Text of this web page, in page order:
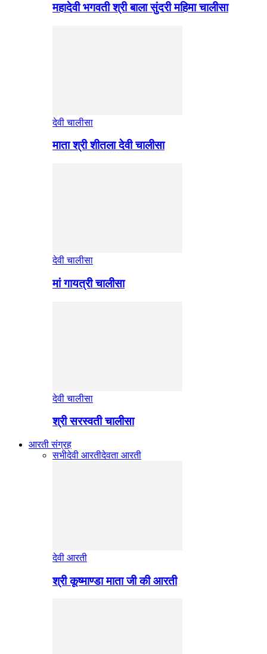
महादेवी भगवती श्री बाला सुंदरी महिमा चालीसा
देवी चालीसा
माता श्री शीतला देवी चालीसा
देवी चालीसा
मां गायत्री चालीसा
देवी चालीसा
श्री सरस्वती चालीसा
आरती संग्रह
सभीदेवी आरतीदेवता आरती
देवी आरती
श्री कूष्माण्डा माता जी की आरती